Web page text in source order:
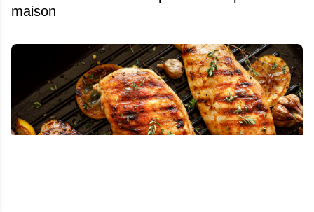
maison